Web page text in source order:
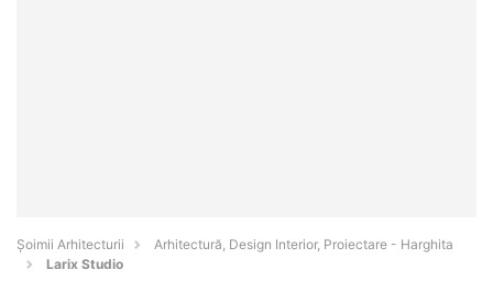
Șoimii Arhitecturii
Arhitectură, Design Interior, Proiectare - Harghita
Larix Studio